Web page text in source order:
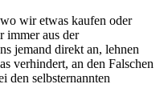
wir etwas kaufen oder
immer aus der
jemand direkt an, lehnen
verhindert, an den Falschen
den selbsternannten